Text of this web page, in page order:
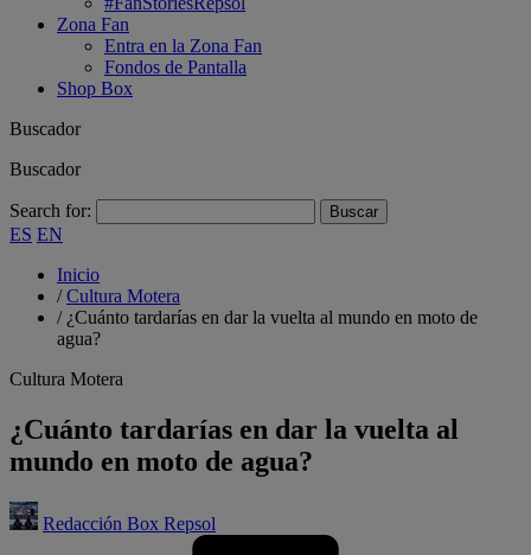
Zona Fan
Entra en la Zona Fan
Fondos de Pantalla
Shop Box
Buscador
Buscador
Search for:
ES EN
Inicio
/Cultura Motera
/ ¿Cuánto tardarías en dar la vuelta al mundo en moto de
agua?
Cultura Motera
¿Cuánto tardarías en dar la vuelta al
mundo en moto de agua?
Redacción Box Repsol